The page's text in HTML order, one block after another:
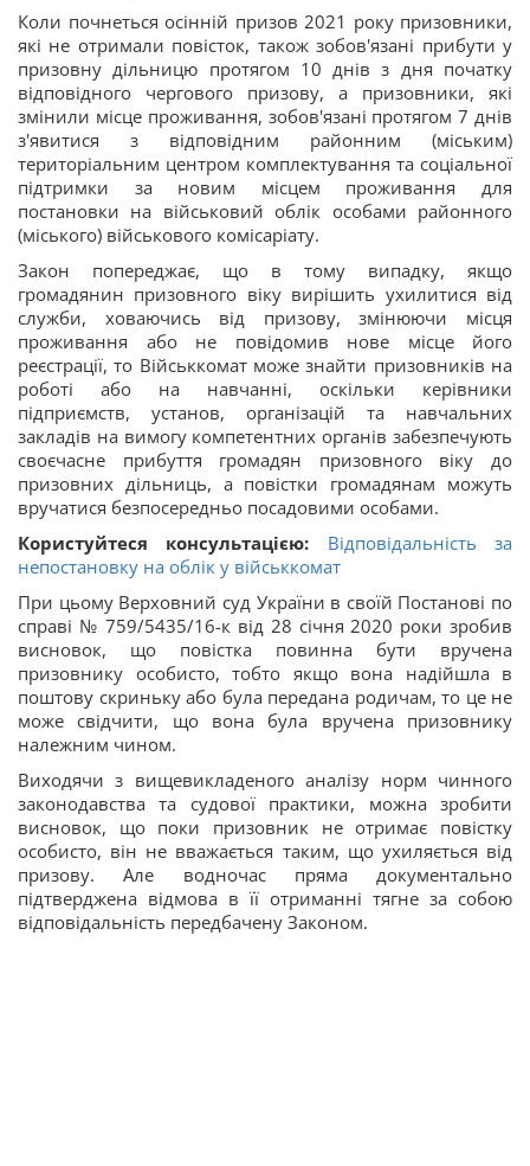
Коли почнеться осінній призов 2021 року призовники,
які не отримали повісток, також зобов'язані прибути у
призовну дільницю протягом 10 днів з дня початку
відповідного чергового призову, а призовники, які
змінили місце проживання, зобов'язані протягом 7 днів
з'явитися з відповідним районним (міським)
територіальним центром комплектування та соціальної
підтримки за новим місцем проживання для
постановки на військовий облік особами районного
(міського) військового комісаріату.
Закон попереджає, що в тому випадку, якщо
громадянин призовного віку вирішить ухилитися від
служби, ховаючись від призову, змінюючи місця
проживання або не повідомив нове місце його
реєстрації, то Військкомат може знайти призовників на
роботі або на навчанні, оскільки керівники
підприємств, установ, організацій та навчальних
закладів на вимогу компетентних органів забезпечують
своєчасне прибуття громадян призовного віку до
призовних дільниць, а повістки громадянам можуть
вручатися безпосередньо посадовими особами.
Користуйтеся консультацією: Відповідальність за
непостановку на облік у військкомат
При цьому Верховний суд України в своїй Постанові по
справі № 759/5435/16-к від 28 січня 2020 роки зробив
висновок, що повістка повинна бути вручена
призовнику особисто, тобто якщо вона надійшла в
поштову скриньку або була передана родичам, то це не
може свідчити, що вона була вручена призовнику
належним чином.
Виходячи з вищевикладеного аналізу норм чинного
законодавства та судової практики, можна зробити
висновок, що поки призовник не отримає повістку
особисто, він не вважається таким, що ухиляється від
призову. Але водночас пряма документально
підтверджена відмова в її отриманні тягне за собою
відповідальність передбачену Законом.